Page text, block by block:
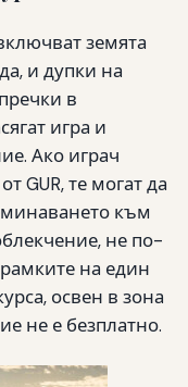
земята
и дупки на
в
игра и
Ако играч
GUR, те могат да
към
не по-
на един
освен в зона
не е безплатно.